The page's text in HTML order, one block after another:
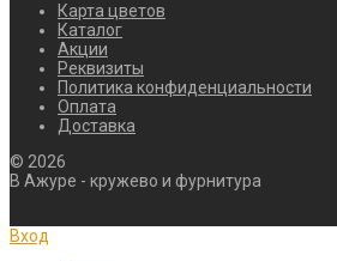
Карта цветов
Каталог
Акции
Реквизиты
Политика конфиденциальности
Оплата
Доставка
© 2026
В Ажуре - кружево и фурнитура
Вход